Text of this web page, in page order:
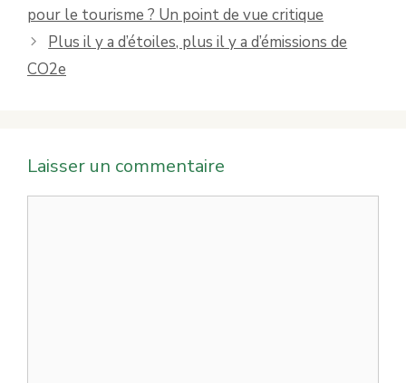
pour le tourisme ? Un point de vue critique
Plus il y a d’étoiles, plus il y a d’émissions de
CO2e
Laisser un commentaire